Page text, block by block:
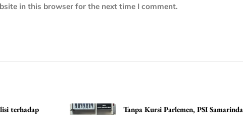
in this browser for the next time I comment.
terhadap
Tanpa Kursi Parlemen, PSI Samarinda